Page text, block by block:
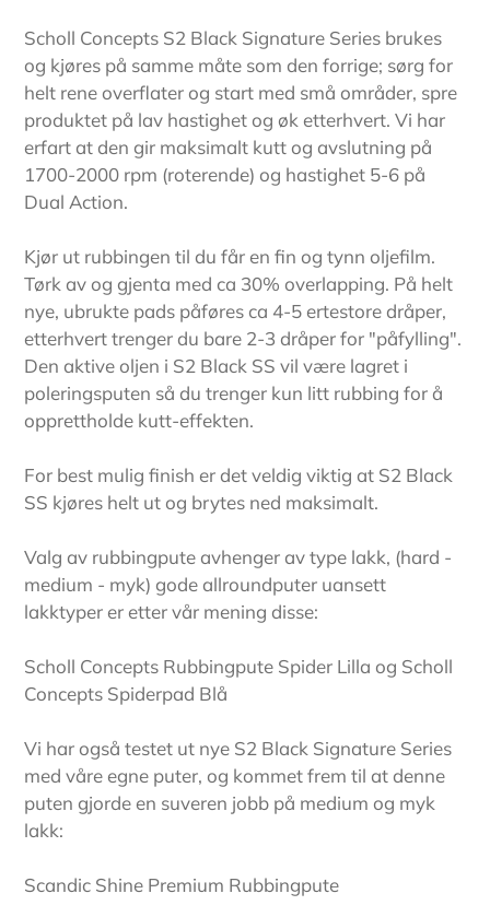
20% rabatt i helgen!
Bruk rabattkode "HELG20"
Husk å kjøpe med sprayforsegling
til støtte for Barnekreftforeningen.
Støtt med 200kr eller mer å få fri
frakt uansett ordresum.
Lukk
✕
Scholl Concepts S2 Black Signature Series brukes
og kjøres på samme måte som den forrige; sørg for
helt rene overflater og start med små områder, spre
produktet på lav hastighet og øk etterhvert. Vi har
erfart at den gir maksimalt kutt og avslutning på
1700-2000 rpm (roterende) og hastighet 5-6 på
Dual Action.
Kjør ut rubbingen til du får en fin og tynn oljefilm.
Tørk av og gjenta med ca 30% overlapping. På helt
nye, ubrukte pads påføres ca 4-5 ertestore dråper,
etterhvert trenger du bare 2-3 dråper for "påfylling".
Den aktive oljen i S2 Black SS vil være lagret i
poleringsputen så du trenger kun litt rubbing for å
opprettholde kutt-effekten.
For best mulig finish er det veldig viktig at S2 Black
SS kjøres helt ut og brytes ned maksimalt.
Valg av rubbingpute avhenger av type lakk, (hard -
medium - myk) gode allroundputer uansett
lakktyper er etter vår mening disse:
Scholl Concepts Rubbingpute Spider Lilla og Scholl
Concepts Spiderpad Blå
Vi har også testet ut nye S2 Black Signature Series
med våre egne puter, og kommet frem til at denne
puten gjorde en suveren jobb på medium og myk
lakk:
Scandic Shine Premium Rubbingpute